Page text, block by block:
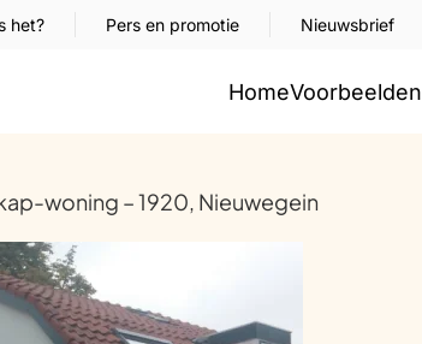
het? Pers en promotie Nieuwsbrief
HomeVoorbeelden
woning – 1920, Nieuwegein